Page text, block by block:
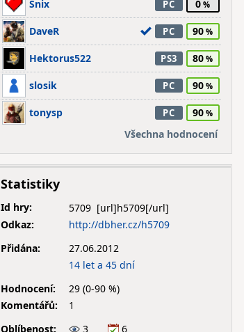
Snix PC 0
DaveR PC 90
Hektorus522 PS3 80
slosik PC 90
tonysp PC
90
Všechna hodnocení
Statistiky
Id hry:
5709
Odkaz:
http://dbher.cz/h5709
Přidána:
27.06.2012
14 let a 45 dní
Hodnocení:
29 (0-90 %)
Komentářů:
1
Oblíbenost:
3 6